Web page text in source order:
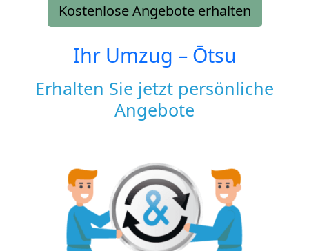
Kostenlose Angebote erhalten
Ihr Umzug – Ōtsu
Erhalten Sie jetzt persönliche
Angebote